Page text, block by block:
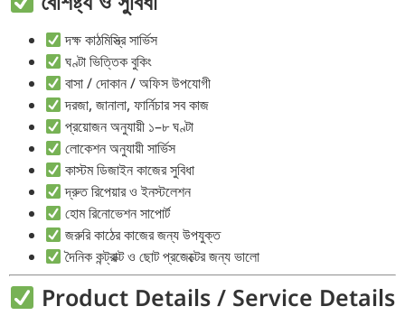
দক্ষ কাঠমিস্ত্রি সার্ভিস
ঘণ্টা ভিত্তিক বুকিং
বাসা / দোকান / অফিস উপযোগী
দরজা, জানালা, ফার্নিচার সব কাজ
প্রয়োজন অনুযায়ী ১–৮ ঘণ্টা
লোকেশন অনুযায়ী সার্ভিস
কাস্টম ডিজাইন কাজের সুবিধা
দ্রুত রিপেয়ার ও ইনস্টলেশন
হোম রিনোভেশন সাপোর্ট
জরুরি কাঠের কাজের জন্য উপযুক্ত
দৈনিক কন্ট্রাক্ট ও ছোট প্রজেক্টের জন্য ভালো
Product Details / Service Details